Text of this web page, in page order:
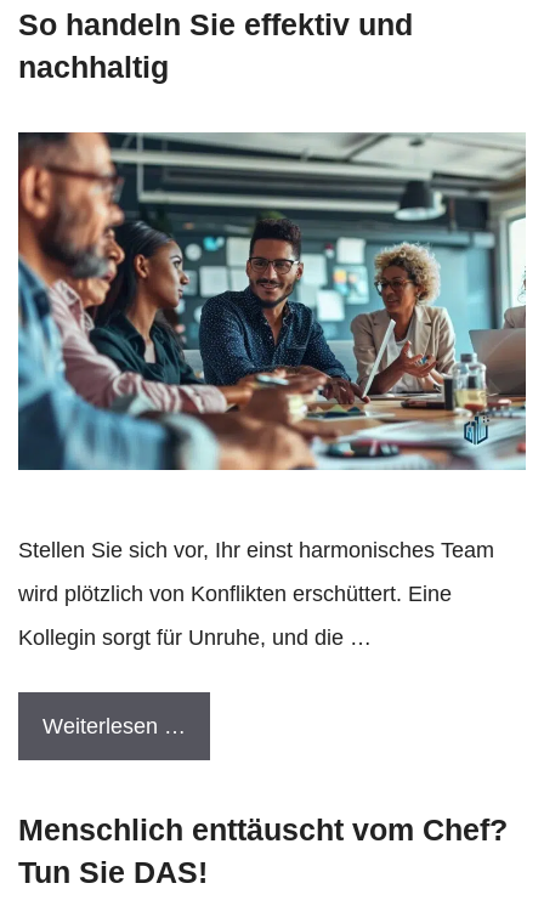
So handeln Sie effektiv und
nachhaltig
Stellen Sie sich vor, Ihr einst harmonisches Team
wird plötzlich von Konflikten erschüttert. Eine
Kollegin sorgt für Unruhe, und die …
Weiterlesen …
Menschlich enttäuscht vom Chef?
Tun Sie DAS!